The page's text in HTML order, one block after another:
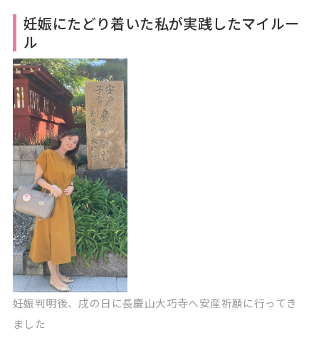
妊娠にたどり着いた私が実践したマイルー
ル
妊娠判明後、戌の日に長慶山大巧寺へ安産祈願に行ってき
ました